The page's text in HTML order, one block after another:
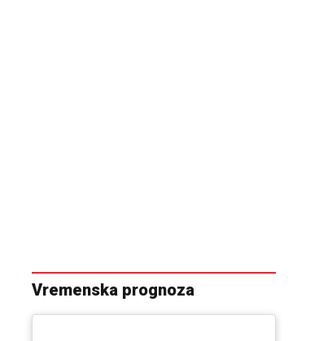
Vremenska prognoza